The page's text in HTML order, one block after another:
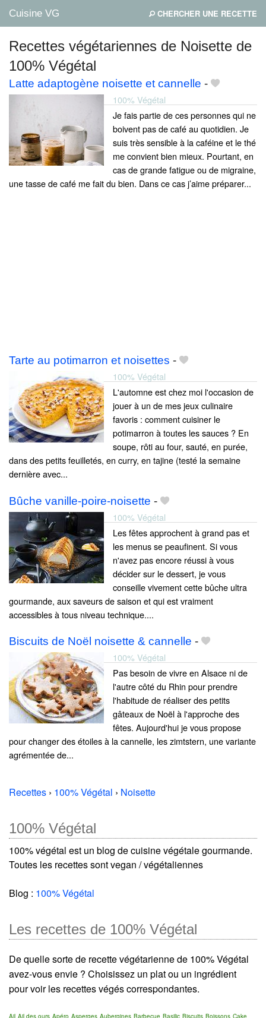
Cuisine VG CHERCHER UNE RECETTE
Mes blogs préférés
Recettes végétariennes de Noisette de
100% Végétal
Latte adaptogène noisette et cannelle -
100% Végétal
Je fais partie de ces personnes qui ne
boivent pas de café au quotidien. Je
suis très sensible à la caféine et le thé
me convient bien mieux. Pourtant, en
cas de grande fatigue ou de migraine,
une tasse de café me fait du bien. Dans ce cas j’aime préparer...
Tarte au potimarron et noisettes -
100% Végétal
L'automne est chez moi l'occasion de
jouer à un de mes jeux culinaire
favoris : comment cuisiner le
potimarron à toutes les sauces ? En
soupe, rôti au four, sauté, en purée,
dans des petits feuilletés, en curry, en tajine (testé la semaine
dernière avec...
Bûche vanille-poire-noisette -
100% Végétal
Les fêtes approchent à grand pas et
les menus se peaufinent. Si vous
n'avez pas encore réussi à vous
décider sur le dessert, je vous
conseille vivement cette bûche ultra
gourmande, aux saveurs de saison et qui est vraiment
accessibles à tous niveau technique....
Biscuits de Noël noisette & cannelle -
100% Végétal
Pas besoin de vivre en Alsace ni de
l'autre côté du Rhin pour prendre
l'habitude de réaliser des petits
gâteaux de Noël à l'approche des
fêtes. Aujourd'hui je vous propose
pour changer des étoiles à la cannelle, les zimtstern, une variante
agrémentée de...
Recettes › 100% Végétal › Noisette
100% Végétal
100% végétal est un blog de cuisine végétale gourmande.
Toutes les recettes sont vegan / végétaliennes
Blog : 100% Végétal
Les recettes de 100% Végétal
De quelle sorte de recette végétarienne de 100% Végétal
avez-vous envie ? Choisissez un plat ou un ingrédient
pour voir les recettes végés correspondantes.
Ail Ail des ours Apéro Asperges Aubergines Barbecue Basilic Biscuits Boissons Cake